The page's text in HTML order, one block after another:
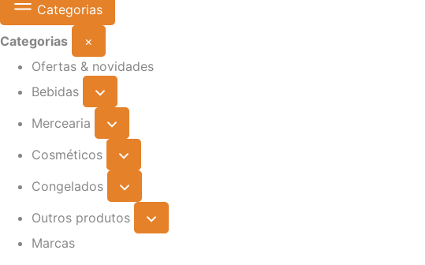
Categorias
Categorias
×
Ofertas & novidades
Bebidas
Mercearia
Cosméticos
Congelados
Outros produtos
Marcas